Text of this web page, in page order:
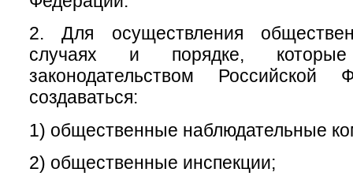
2. Для осуществления
случаях и порядке, которые
законодательством Российской
создаваться:
1) общественные наблюдательные
2) общественные инспекции;